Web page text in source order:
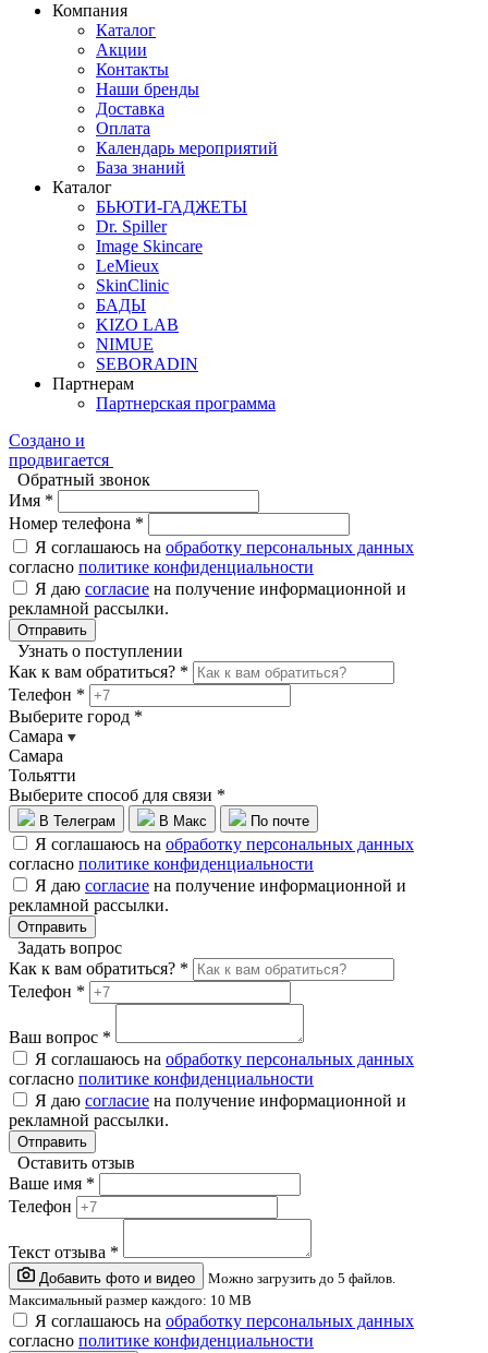
Компания
Каталог
Акции
Контакты
Наши бренды
Доставка
Оплата
Календарь мероприятий
База знаний
Каталог
БЬЮТИ-ГАДЖЕТЫ
Dr. Spiller
Image Skincare
LeMieux
SkinClinic
БАДЫ
KIZO LAB
NIMUE
SEBORADIN
Партнерам
Партнерская программа
Создано и
продвигается
Обратный звонок
Имя *
Номер телефона *
Я соглашаюсь на обработку персональных данных
согласно политике конфиденциальности
Я даю согласие на получение информационной и
рекламной рассылки.
Отправить
Узнать о поступлении
Как к вам обратиться? *
Телефон *
Выберите город *
Самара
Самара
Тольятти
Выберите способ для связи *
В Телеграм В Макс По почте
Я соглашаюсь на обработку персональных данных
согласно политике конфиденциальности
Я даю согласие на получение информационной и
рекламной рассылки.
Отправить
Задать вопрос
Как к вам обратиться? *
Телефон *
Ваш вопрос *
Я соглашаюсь на обработку персональных данных
согласно политике конфиденциальности
Я даю согласие на получение информационной и
рекламной рассылки.
Отправить
Оставить отзыв
Ваше имя *
Телефон
Текст отзыва *
Добавить фото и видео
Можно загрузить до 5 файлов.
Максимальный размер каждого: 10 MB
Я соглашаюсь на обработку персональных данных
согласно политике конфиденциальности